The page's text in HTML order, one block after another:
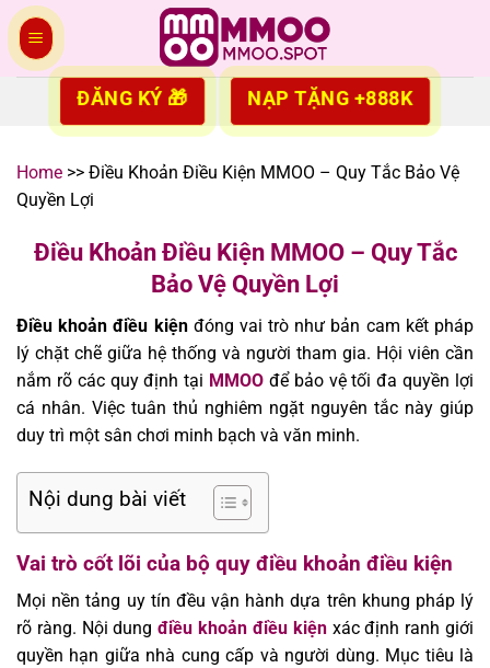
Skip
content
ĐĂNG KÝ 🎁 NẠP TẶNG +888K
Home >> Điều Khoản Điều Kiện MMOO – Quy Tắc Bảo Vệ
Quyền Lợi
Điều Khoản Điều Kiện MMOO – Quy Tắc
Bảo Vệ Quyền Lợi
Điều khoản điều kiệnđóng vai trò như bản cam kết pháp
lý chặt chẽ giữa hệ thống và người tham gia. Hội viên cần
nắm rõ các quy định tại MMOO để bảo vệ tối đa quyền lợi
cá nhân. Việc tuân thủ nghiêm ngặt nguyên tắc này giúp
duy trì một sân chơi minh bạch và văn minh.
Nội dung bài viết
Vai trò cốt lõi của bộ quy điều khoản điều kiện
Mọi nền tảng uy tín đều vận hành dựa trên khung pháp lý
rõ ràng. Nội dungđiều khoản điều kiệnxác định ranh giới
quyền hạn giữa nhà cung cấp và người dùng. Mục tiêu là